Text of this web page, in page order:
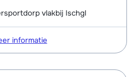
vlakbij Ischgl
informatie